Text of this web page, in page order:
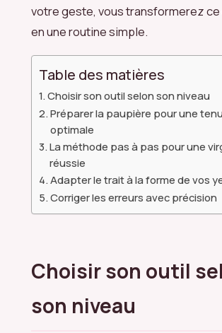
votre geste, vous transformerez
en une routine simple.
Table des matières
Choisir son outil selon son niveau
Préparer la paupière pour une
optimale
La méthode pas à pas pour une
réussie
Adapter le trait à la forme de vos
Corriger les erreurs avec précision
Choisir son outil
son niveau